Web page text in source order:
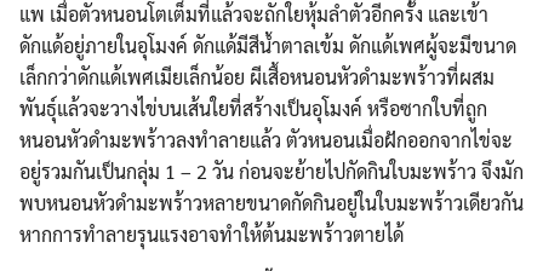
แพ เมื่อตัวหนอนโตเต็มที่แล้วจะถักใยหุ้มลำตัวอีกครั้ง และเข้า
ดักแด้อยู่ภายในอุโมงค์ ดักแด้มีสีน้ำตาลเข้ม ดักแด้เพศผู้จะมีขนาด
เล็กกว่าดักแด้เพศเมียเล็กน้อย ผีเสื้อหนอนหัวดำมะพร้าวที่ผสม
พันธุ์แล้วจะวางไข่บนเส้นใยที่สร้างเป็นอุโมงค์ หรือซากใบที่ถูก
หนอนหัวดำมะพร้าวลงทำลายแล้ว ตัวหนอนเมื่อฝักออกจากไข่จะ
อยู่รวมกันเป็นกลุ่ม 1 – 2 วัน ก่อนจะย้ายไปกัดกินใบมะพร้าว จึงมัก
พบหนอนหัวดำมะพร้าวหลายขนาดกัดกินอยู่ในใบมะพร้าวเดียวกัน
หากการทำลายรุนแรงอาจทำให้ต้นมะพร้าวตายได้